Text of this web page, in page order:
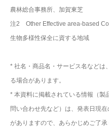
農林総合事務所、加賀東芝
注2 Other Effective area-based
生物多様性保全に資する地域
* 社名・商品名・サービス名などは
る場合があります。
* 本資料に掲載されている情報（製
問い合わせ先など）は、発表日現
がありますので、あらかじめご了承